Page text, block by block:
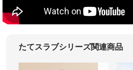
たてスラブシリーズ関連商品